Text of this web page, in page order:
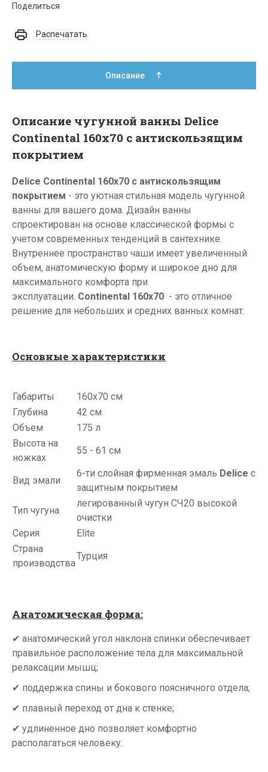
Поделиться
Распечатать
Описание
Описание чугунной ванны Delice
Continental 160х70 с антискользящим
покрытием
Delice Continental 160х70 с антискользящим
покрытием - это уютная стильная модель чугунной
ванны для вашего дома. Дизайн ванны
спроектирован на основе классической формы с
учетом современных тенденций в сантехнике.
Внутреннее пространство чаши имеет увеличенный
объем, анатомическую форму и широкое дно для
максимального комфорта при
эксплуатации. Continental 160х70 - это отличное
решение для небольших и средних ванных комнат.
Основные характеристики
Габариты
160х70 см
Глубина
42 см
Объем
175 л
Высота на
ножках
55 - 61 см
Вид эмали
6-ти слойная фирменная эмаль Delice с
защитным покрытием
Тип чугуна
легированный чугун СЧ20 высокой
очистки
Серия
Elite
Страна
производства
Турция
Анатомическая форма:
✔ анатомический угол наклона спинки обеспечивает
правильное расположение тела для максимальной
релаксации мышц;
✔ поддержка спины и бокового поясничного отдела;
✔ плавный переход от дна к стенке;
✔ удлиненное дно позволяет комфортно
располагаться человеку.